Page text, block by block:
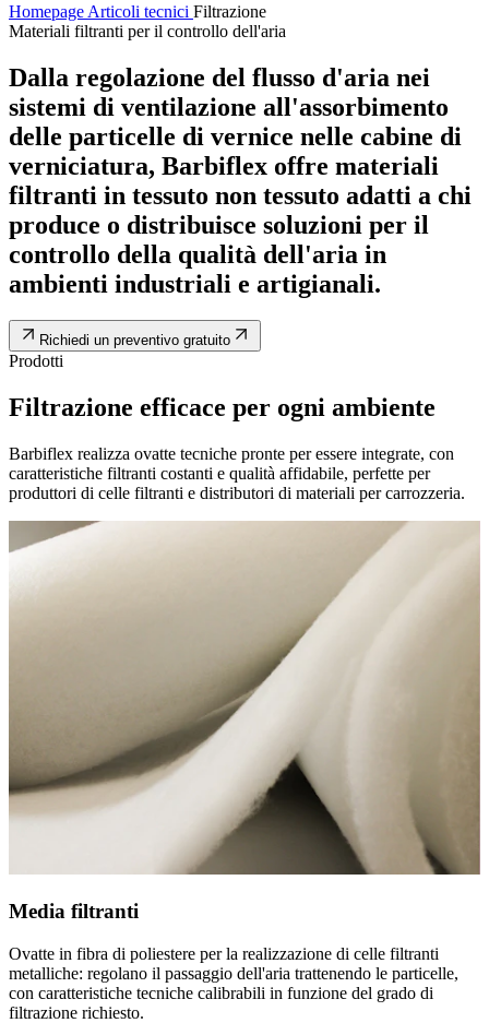
Homepage Articoli tecnici Filtrazione
Materiali filtranti per il controllo dell'aria
Dalla regolazione del flusso d'aria nei
sistemi di ventilazione all'assorbimento
delle particelle di vernice nelle cabine di
verniciatura, Barbiflex offre materiali
filtranti in tessuto non tessuto adatti a chi
produce o distribuisce soluzioni per il
controllo della qualità dell'aria in
ambienti industriali e artigianali.
Richiedi un preventivo gratuito
Prodotti
Filtrazione efficace per ogni ambiente
Barbiflex realizza ovatte tecniche pronte per essere integrate, con
caratteristiche filtranti costanti e qualità affidabile, perfette per
produttori di celle filtranti e distributori di materiali per carrozzeria.
Media filtranti
Ovatte in fibra di poliestere per la realizzazione di celle filtranti
metalliche: regolano il passaggio dell'aria trattenendo le particelle,
con caratteristiche tecniche calibrabili in funzione del grado di
filtrazione richiesto.